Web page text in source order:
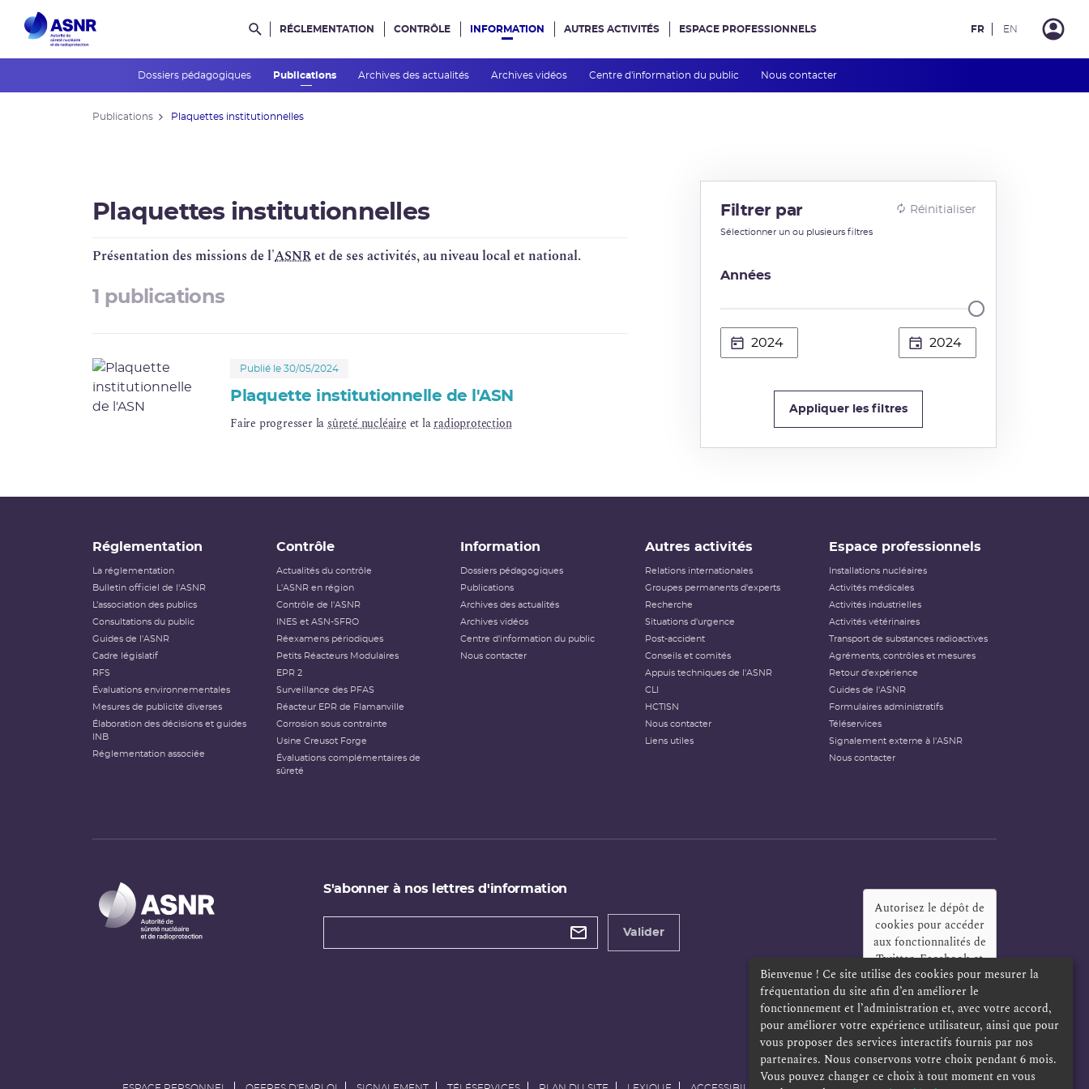
Rechercher dans le site
RÉGLEMENTATION CONTRÔLE INFORMATION
Dossiers pédagogiques Publications Archives des actualités Archives vidéos Centre d'information du public Nous contacter
AUTRES ACTIVITÉS ESPACE PROFESSIONNELS FR EN
Publications Plaquettes institutionnelles
Plaquettes institutionnelles
Présentation des missions de l'ASNRet de ses activités, au niveau local et national.
1 publications
Publié le 30/05/2024
Plaquette institutionnelle de l'ASN
Faire progresser lasûreté nucléaire et laradioprotection
Réinitialiser
Filtrer par
Sélectionner un ou plusieurs filtres
Années
Appliquer les filtres
Réglementation
La réglementation
Bulletin officiel de l'ASNR
L’association des publics
Consultations du public
Guides de l'ASNR
Cadre législatif
RFS
Évaluations environnementales
Mesures de publicité diverses
Élaboration des décisions et guides
INB
Réglementation associée
Contrôle
Actualités du contrôle
L'ASNR en région
Contrôle de l'ASNR
INES et ASN-SFRO
Réexamens périodiques
Petits Réacteurs Modulaires
EPR 2
Surveillance des PFAS
Réacteur EPR de Flamanville
Corrosion sous contrainte
Usine Creusot Forge
Évaluations complémentaires de
sûreté
Information
Dossiers pédagogiques
Publications
Archives des actualités
Archives vidéos
Centre d'information du public
Nous contacter
Autres activités
Relations internationales
Groupes permanents d'experts
Recherche
Situations d'urgence
Post-accident
Conseils et comités
Appuis techniques de l'ASNR
CLI
HCTISN
Nous contacter
Liens utiles
Espace professionnels
Installations nucléaires
Activités médicales
Activités industrielles
Activités vétérinaires
Transport de substances radioactives
Agréments, contrôles et mesures
Retour d'expérience
Guides de l'ASNR
Formulaires administratifs
Téléservices
Signalement externe à l'ASNR
Nous contacter
S'abonner à nos lettres d'information
Valider
Autorisez le dépôt de
cookies pour accéder
aux fonctionnalités de
Twitter, Facebook et
LinkedIn?
Oui
Toujours
Bienvenue ! Ce site utilise des cookies pour mesurer la
fréquentation du site afin d’en améliorer le
fonctionnement et l’administration et, avec votre accord,
pour améliorer votre expérience utilisateur, ainsi que pour
vous proposer des services interactifs fournis par nos
partenaires. Nous conservons votre choix pendant 6 mois.
Vous pouvez changer ce choix à tout moment en vous